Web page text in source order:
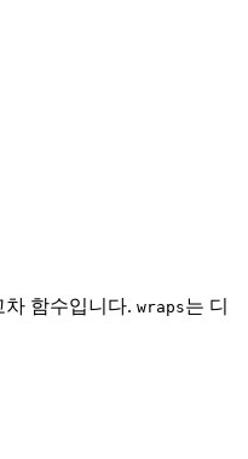
함수입니다. wraps는 디